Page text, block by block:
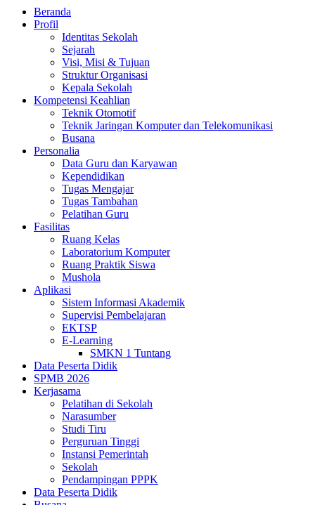
Beranda
Profil
Identitas Sekolah
Sejarah
Visi, Misi & Tujuan
Struktur Organisasi
Kepala Sekolah
Kompetensi Keahlian
Teknik Otomotif
Teknik Jaringan Komputer dan Telekomunikasi
Busana
Personalia
Data Guru dan Karyawan
Kependidikan
Tugas Mengajar
Tugas Tambahan
Pelatihan Guru
Fasilitas
Ruang Kelas
Laboratorium Komputer
Ruang Praktik Siswa
Mushola
Aplikasi
Sistem Informasi Akademik
Supervisi Pembelajaran
EKTSP
E-Learning
SMKN 1 Tuntang
Data Peserta Didik
SPMB 2026
Kerjasama
Pelatihan di Sekolah
Narasumber
Studi Tiru
Perguruan Tinggi
Instansi Pemerintah
Sekolah
Pendampingan PPPK
Data Peserta Didik